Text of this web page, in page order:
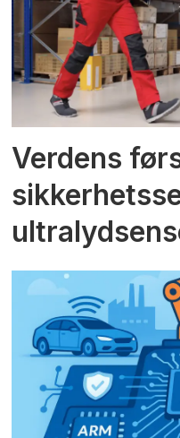
Verdens